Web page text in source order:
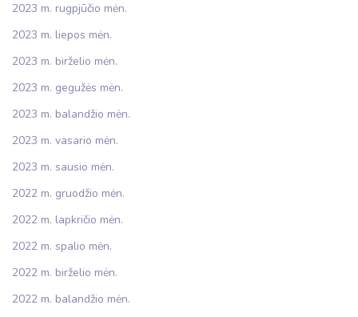
2023 m. rugpjūčio mėn.
2023 m. liepos mėn.
2023 m. birželio mėn.
2023 m. gegužės mėn.
2023 m. balandžio mėn.
2023 m. vasario mėn.
2023 m. sausio mėn.
2022 m. gruodžio mėn.
2022 m. lapkričio mėn.
2022 m. spalio mėn.
2022 m. birželio mėn.
2022 m. balandžio mėn.